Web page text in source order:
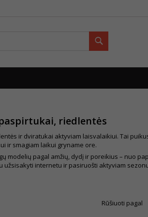
riedlentės
ir dviratukai aktyviam laisvalaikiui. Tai
ir smagiam laikui gryname ore.
modelių pagal amžių, dydį ir poreikius – nuo
užsisakyti internetu ir pasiruošti aktyviam
Rūšiuoti pagal